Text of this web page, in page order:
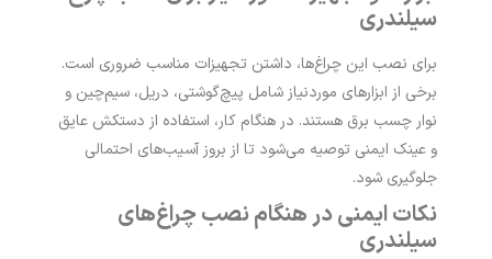
سیلندری
برای نصب این چراغ‌ها، داشتن تجهیزات مناسب ضروری است.
برخی از ابزارهای موردنیاز شامل پیچ‌گوشتی، دریل، سیم‌چین و
نوار چسب برق هستند. در هنگام کار، استفاده از دستکش عایق
و عینک ایمنی توصیه می‌شود تا از بروز آسیب‌های احتمالی
جلوگیری شود.
نکات ایمنی در هنگام نصب چراغ‌های
سیلندری